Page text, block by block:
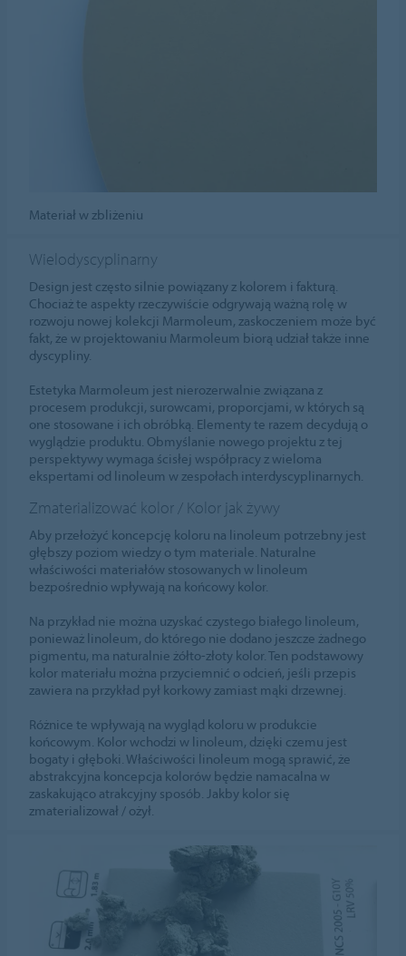
Materiał w zbliżeniu
Wielodyscyplinarny
Design jest często silnie powiązany z kolorem i fakturą.
Chociaż te aspekty rzeczywiście odgrywają ważną rolę w
rozwoju nowej kolekcji Marmoleum, zaskoczeniem może być
fakt, że w projektowaniu Marmoleum biorą udział także inne
dyscypliny.
Estetyka Marmoleum jest nierozerwalnie związana z
procesem produkcji, surowcami, proporcjami, w których są
one stosowane i ich obróbką. Elementy te razem decydują o
wyglądzie produktu. Obmyślanie nowego projektu z tej
perspektywy wymaga ścisłej współpracy z wieloma
ekspertami od linoleum w zespołach interdyscyplinarnych.
Zmaterializować kolor / Kolor jak żywy
Aby przełożyć koncepcję koloru na linoleum potrzebny jest
głębszy poziom wiedzy o tym materiale. Naturalne
właściwości materiałów stosowanych w linoleum
bezpośrednio wpływają na końcowy kolor.
Na przykład nie można uzyskać czystego białego linoleum,
ponieważ linoleum, do którego nie dodano jeszcze żadnego
pigmentu, ma naturalnie żółto-złoty kolor. Ten podstawowy
kolor materiału można przyciemnić o odcień, jeśli przepis
zawiera na przykład pył korkowy zamiast mąki drzewnej.
Różnice te wpływają na wygląd koloru w produkcie
końcowym. Kolor wchodzi w linoleum, dzięki czemu jest
bogaty i głęboki. Właściwości linoleum mogą sprawić, że
abstrakcyjna koncepcja kolorów będzie namacalna w
zaskakująco atrakcyjny sposób. Jakby kolor się
zmaterializował / ożył.